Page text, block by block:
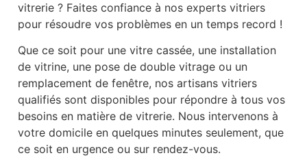
vitrerie ? Faites confiance à nos experts vitriers
pour résoudre vos problèmes en un temps record !
Que ce soit pour une vitre cassée, une installation
de vitrine, une pose de double vitrage ou un
remplacement de fenêtre, nos artisans vitriers
qualifiés sont disponibles pour répondre à tous vos
besoins en matière de vitrerie. Nous intervenons à
votre domicile en quelques minutes seulement, que
ce soit en urgence ou sur rendez-vous.